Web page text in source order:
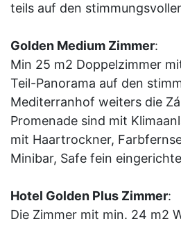
teils auf den
Golden Medium Zimmer:
Min 25 m2 Doppelzimmer
Teil-Panorama auf den
Mediterranhof weiters die
Promenade sind mit
mit Haartrockner,
Minibar, Safe fein
Hotel Golden Plus Zimmer:
Die Zimmer mit min. 24 m2